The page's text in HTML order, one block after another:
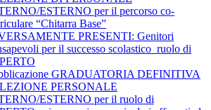
ESTERNO per il percorso co-
“Chitarra Base”
PRESENTI: Genitori
per il successo scolastico_ruolo di
GRADUATORIA DEFINITIVA
PERSONALE
ESTERNO per il ruolo di